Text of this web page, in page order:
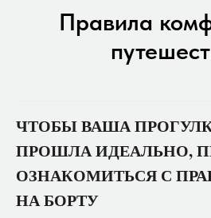
Правила
ЧТОБЫ ВАША
ПРОШЛА ИДЕАЛЬНО,
ОЗНАКОМИТЬСЯ С
НА БОРТУ